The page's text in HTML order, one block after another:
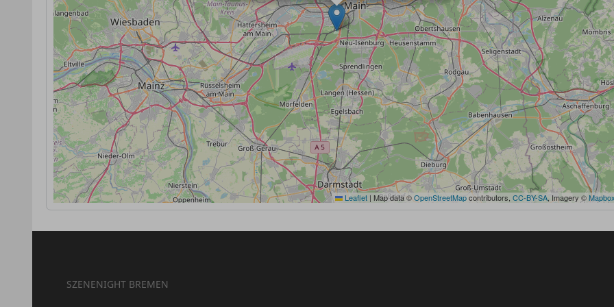
Leaflet | Map data ©OpenStreetMapcontributors, CC-BY-SA, Imagery ©
SZENENIGHT BREMEN